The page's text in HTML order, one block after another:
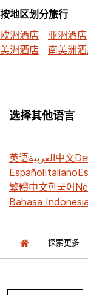
按地区划分旅行
欧洲酒店
亚洲酒店
美洲酒店
南美洲
选择其他语言
英语العربية中文
EspañolItaliano
繁體中文한국어
Bahasa Indonesia
探索更多